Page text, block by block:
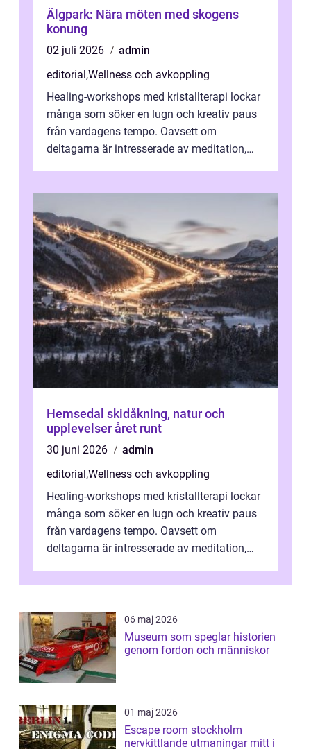
Älgpark: Nära möten med skogens
konung
02 juli 2026
admin
editorial,Wellness och avkoppling
Healing-workshops med kristallterapi lockar
många som söker en lugn och kreativ paus
från vardagens tempo. Oavsett om
deltagarna är intresserade av meditation,
Hemsedal skidåkning, natur och
upplevelser året runt
30 juni 2026
admin
editorial,Wellness och avkoppling
Healing-workshops med kristallterapi lockar
många som söker en lugn och kreativ paus
från vardagens tempo. Oavsett om
deltagarna är intresserade av meditation,
06 maj 2026
Museum som speglar historien
genom fordon och människor
01 maj 2026
Escape room stockholm
nervkittlande utmaningar mitt i